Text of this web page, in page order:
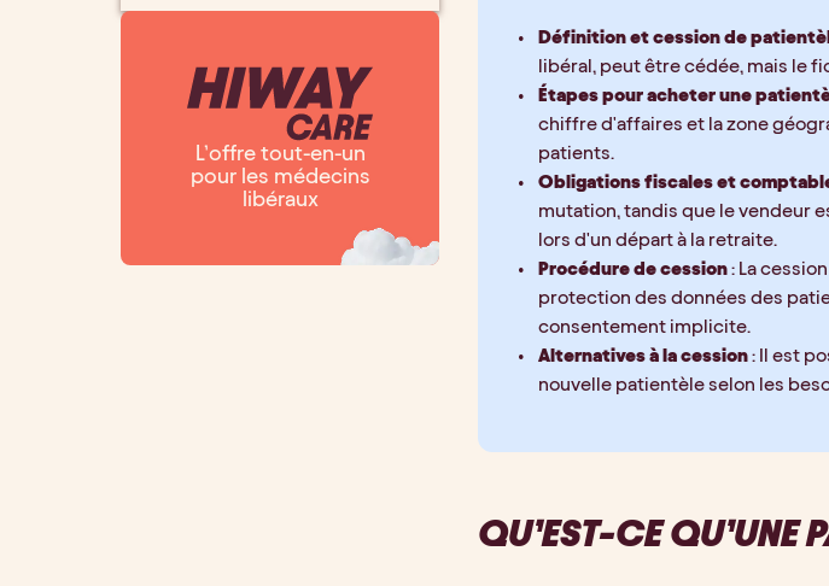
L’offre tout-en-un
pour les médecins
libéraux
Définition et cession de
libéral, peut être cédée, mais le
Étapes pour acheter une
chiffre d'affaires et la zone
patients.
Obligations fiscales et
mutation, tandis que le vendeur
lors d'un départ à la retraite.
Procédure de cession : La
protection des données des
consentement implicite.
Alternatives à la cession : Il est
nouvelle patientèle selon les
QU’EST-CE QU’UNE